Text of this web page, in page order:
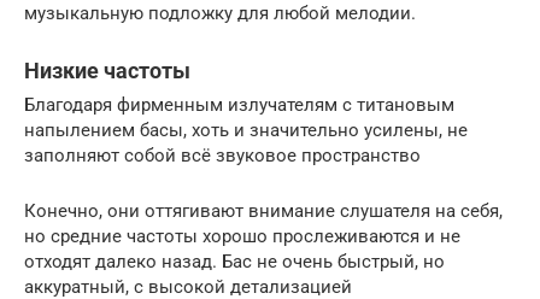
музыкальную подложку для любой мелодии.
Низкие частоты
Благодаря фирменным излучателям с титановым
напылением басы, хоть и значительно усилены, не
заполняют собой всё звуковое пространство
Конечно, они оттягивают внимание слушателя на себя,
но средние частоты хорошо прослеживаются и не
отходят далеко назад. Бас не очень быстрый, но
аккуратный, с высокой детализацией